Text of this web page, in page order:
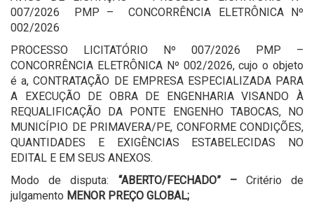
007/2026 PMP – CONCORRÊNCIA ELETRÔNICA Nº
002/2026
PROCESSO LICITATÓRIO Nº 007/2026 PMP –
CONCORRÊNCIA ELETRÔNICA Nº 002/2026, cujo o objeto
é a, CONTRATAÇÃO DE EMPRESA ESPECIALIZADA PARA
A EXECUÇÃO DE OBRA DE ENGENHARIA VISANDO À
REQUALIFICAÇÃO DA PONTE ENGENHO TABOCAS, NO
MUNICÍPIO DE PRIMAVERA/PE, CONFORME CONDIÇÕES,
QUANTIDADES E EXIGÊNCIAS ESTABELECIDAS NO
EDITAL E EM SEUS ANEXOS.
Modo de disputa: “ABERTO/FECHADO” – Critério de
julgamento MENOR PREÇO GLOBAL;